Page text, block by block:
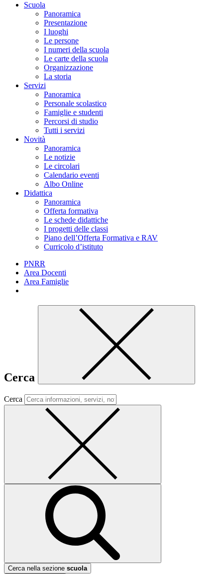
Scuola
Panoramica
Presentazione
I luoghi
Le persone
I numeri della scuola
Le carte della scuola
Organizzazione
La storia
Servizi
Panoramica
Personale scolastico
Famiglie e studenti
Percorsi di studio
Tutti i servizi
Novità
Panoramica
Le notizie
Le circolari
Calendario eventi
Albo Online
Didattica
Panoramica
Offerta formativa
Le schede didattiche
I progetti delle classi
Piano dell’Offerta Formativa e RAV
Curricolo d’istituto
PNRR
Area Docenti
Area Famiglie
Cerca
Cerca
Cerca nella sezione scuola